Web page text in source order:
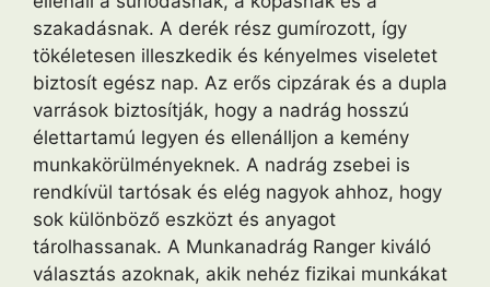
szakadásnak. A derék rész gumírozott, így
tökéletesen illeszkedik és kényelmes viseletet
biztosít egész nap. Az erős cipzárak és a dupla
varrások biztosítják, hogy a nadrág hosszú
élettartamú legyen és ellenálljon a kemény
munkakörülményeknek. A nadrág zsebei is
rendkívül tartósak és elég nagyok ahhoz, hogy
sok különböző eszközt és anyagot
tárolhassanak. A Munkanadrág Ranger kiváló
választás azoknak, akik nehéz fizikai munkákat